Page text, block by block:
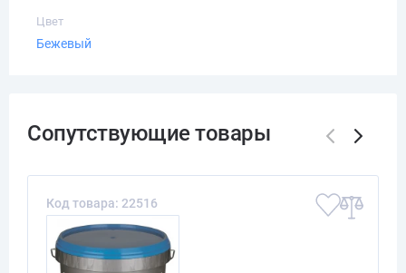
Цвет
Бежевый
Код товара: 22516